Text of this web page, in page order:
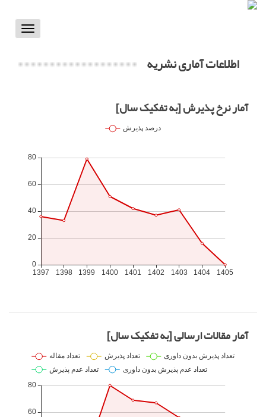
Toggle
اطلاعات آماری نشریه
آمار نرخ پذیرش [به تفکیک سال]
آمار مقالات ارسالی [به تفکیک سال]